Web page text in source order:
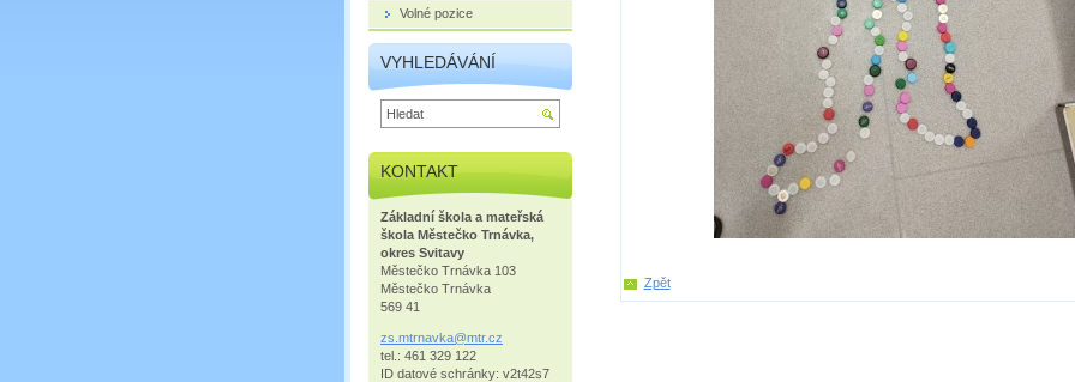
Zpět
Volné pozice
VYHLEDÁVÁNÍ
KONTAKT
Základní škola a mateřská
škola Městečko Trnávka,
okres Svitavy
Městečko Trnávka 103
Městečko Trnávka
569 41
zs.mtrnavka@mtr.cz
tel.: 461 329 122
ID datové schránky: v2t42s7